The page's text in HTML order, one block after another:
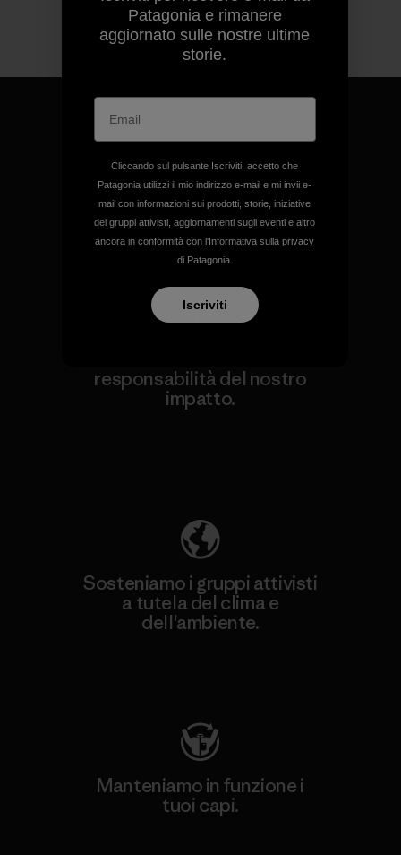
Garantiamo ogni prodotto
realizzato.
Garanzia Corazzata
responsabilità del nostro
impatto.
Sosteniamo i gruppi attivisti
a tutela del clima e
dell'ambiente.
Manteniamo in funzione i
tuoi capi.
Patagonia e rimanere
aggiornato sulle nostre ultime
storie.
Cliccando sul pulsante Iscriviti, accetto che
Patagonia utilizzi il mio indirizzo e-mail e mi invii e-
mail con informazioni sui prodotti, storie, iniziative
dei gruppi attivisti, aggiornamenti sugli eventi e altro
ancora in conformità con l'Informativa sulla privacy
di Patagonia.
Iscriviti